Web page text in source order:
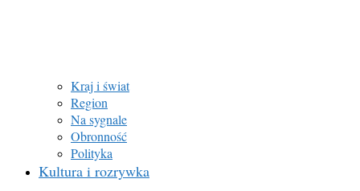
Kraj i świat
Region
Na sygnale
Obronność
Polityka
Kultura i rozrywka